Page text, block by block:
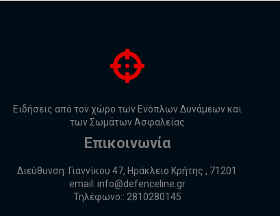
Ειδήσεις από τον χώρο των Ενόπλων Δυνάμεων και
των Σωμάτων Ασφαλείας
Επικοινωνία
Διεύθυνση: Γιαννίκου 47, Ηράκλειο Κρήτης , 71201
email: info@defenceline.gr
Τηλέφωνο:: 2810280145